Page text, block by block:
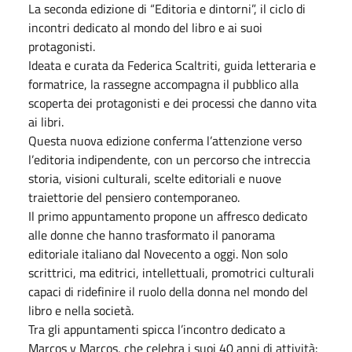
La seconda edizione di “Editoria e dintorni”, il ciclo di
incontri dedicato al mondo del libro e ai suoi
protagonisti.
Ideata e curata da Federica Scaltriti, guida letteraria e
formatrice, la rassegne accompagna il pubblico alla
scoperta dei protagonisti e dei processi che danno vita
ai libri.
Questa nuova edizione conferma l’attenzione verso
l’editoria indipendente, con un percorso che intreccia
storia, visioni culturali, scelte editoriali e nuove
traiettorie del pensiero contemporaneo.
Il primo appuntamento propone un affresco dedicato
alle donne che hanno trasformato il panorama
editoriale italiano dal Novecento a oggi. Non solo
scrittrici, ma editrici, intellettuali, promotrici culturali
capaci di ridefinire il ruolo della donna nel mondo del
libro e nella società.
Tra gli appuntamenti spicca l’incontro dedicato a
Marcos y Marcos, che celebra i suoi 40 anni di attività: